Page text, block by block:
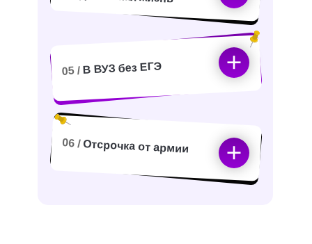
05 / В ВУЗ без ЕГЭ
06 / Отсрочка от армии